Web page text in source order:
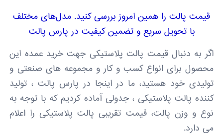
قیمت پالت را همین امروز بررسی کنید. مدل‌های مختلف
با تحویل سریع و تضمین کیفیت در پارس پالت
اگر به دنبال قیمت پالت پلاستیکی جهت خرید عمده این
محصول برای انواع کسب و کار و مجموعه های صنعتی و
تولیدی خود هستید، ما در اینجا در پارس پالت ، تولید
کننده پالت پلاستیکی ، جدولی آماده کردیم که با توجه به
نوع و وزن پالت، قیمت تقریبی پالت پلاستیکی را اعلام
می دارد.